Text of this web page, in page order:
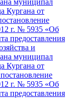
от
г. № 5935 «Об
предоставления
и
муниципал
от
г. № 5935 «Об
предоставления